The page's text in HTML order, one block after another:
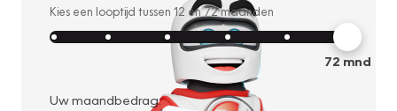
Kies een looptijd tussen 12 en72maanden
72 mnd
Uw maandbedrag: